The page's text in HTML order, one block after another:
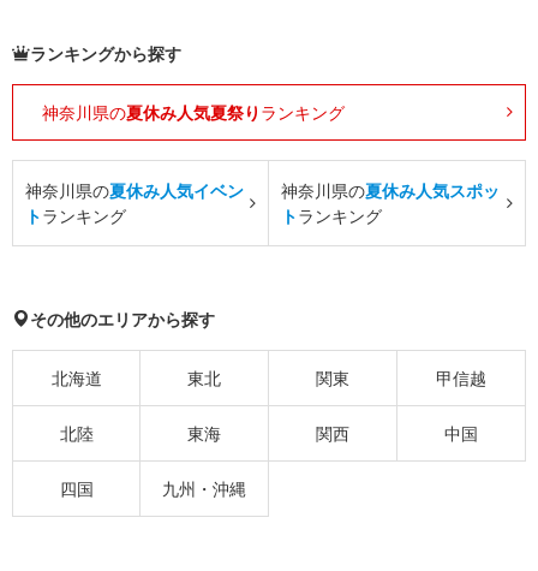
ランキングから探す
神奈川県の夏休み人気夏祭り ランキング
神奈川県の夏休み人気イベン
トランキング
神奈川県の夏休み人気スポッ
トランキング
その他のエリアから探す
北海道 東北 関東 甲信越
北陸 東海 関西 中国
四国 九州・沖縄